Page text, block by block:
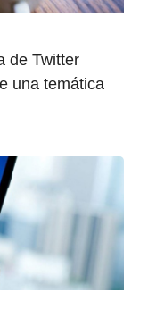
de Twitter
una temática